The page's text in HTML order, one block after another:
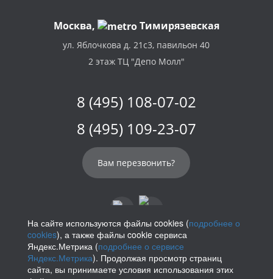
Москва, Тимирязевская
ул. Яблочкова д. 21с3, павильон 40
2 этаж ТЦ "Депо Молл"
8 (495) 108-07-02
8 (495) 109-23-07
Вам перезвонить?
info@parikof.ru
На сайте используются файлы cookies (подробнее о
cookies), а также файлы cookie сервиса
Яндекс.Метрика (подробнее о сервисе
Яндекс.Метрика). Продолжая просмотр страниц
сайта, вы принимаете условия использования этих